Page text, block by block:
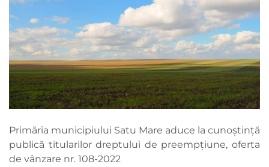
Primăria municipiului Satu Mare aduce la cunoștință
publică titularilor dreptului de preempțiune, oferta
de vânzare nr. 108-2022